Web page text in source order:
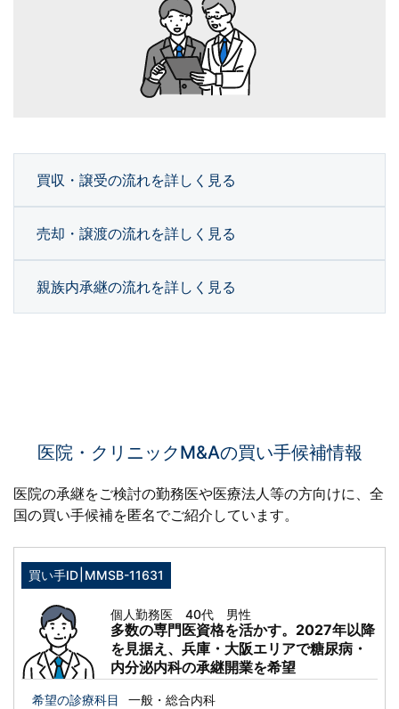
買収・譲受の流れを詳しく見る
売却・譲渡の流れを詳しく見る
親族内承継の流れを詳しく見る
医院・クリニックM&Aの買い手候補情報
医院の承継をご検討の勤務医や医療法人等の方向けに、 全
国の買い手候補を匿名でご紹介しています。
買い手ID MMSB-11631
個人勤務医 40代 男性
多数の専門医資格を活かす。2027年以降
を見据え、兵庫・大阪エリアで糖尿病・
内分泌内科の承継開業を希望
希望の診療科目 一般・総合内科